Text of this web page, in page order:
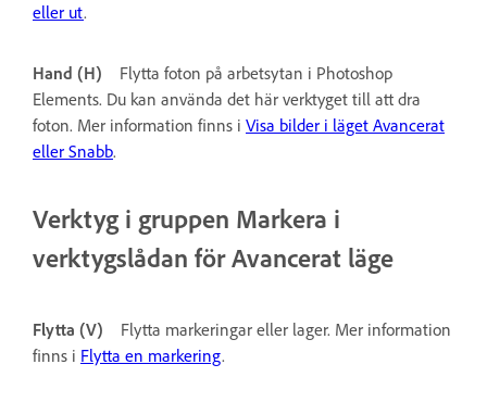
eller ut.
Hand (H)
Flytta foton på arbetsytan i Photoshop
Elements. Du kan använda det här verktyget till att dra
foton. Mer information finns i Visa bilder i läget Avancerat
eller Snabb.
Verktyg i gruppen Markera i
verktygslådan för Avancerat läge
Flytta (V)
Flytta markeringar eller lager. Mer information
finns i Flytta en markering.